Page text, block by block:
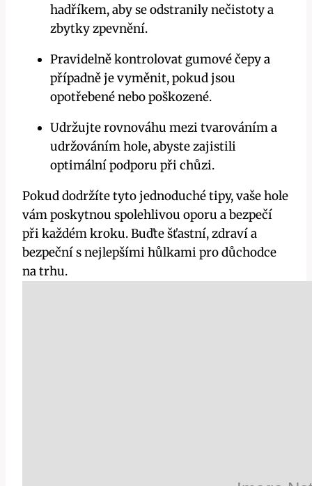
hadříkem, aby se odstranily nečistoty a
zbytky zpevnění.
Pravidelně kontrolovat gumové čepy a
případně je vyměnit, pokud jsou
opotřebené nebo poškozené.
Udržujte rovnováhu mezi tvarováním a
udržováním hole, abyste zajistili
optimální podporu při chůzi.
Pokud dodržíte tyto jednoduché tipy, vaše hole
vám poskytnou spolehlivou oporu a bezpečí
při každém kroku. Buďte šťastní, zdraví a
bezpeční s nejlepšími hůlkami pro důchodce
na trhu.